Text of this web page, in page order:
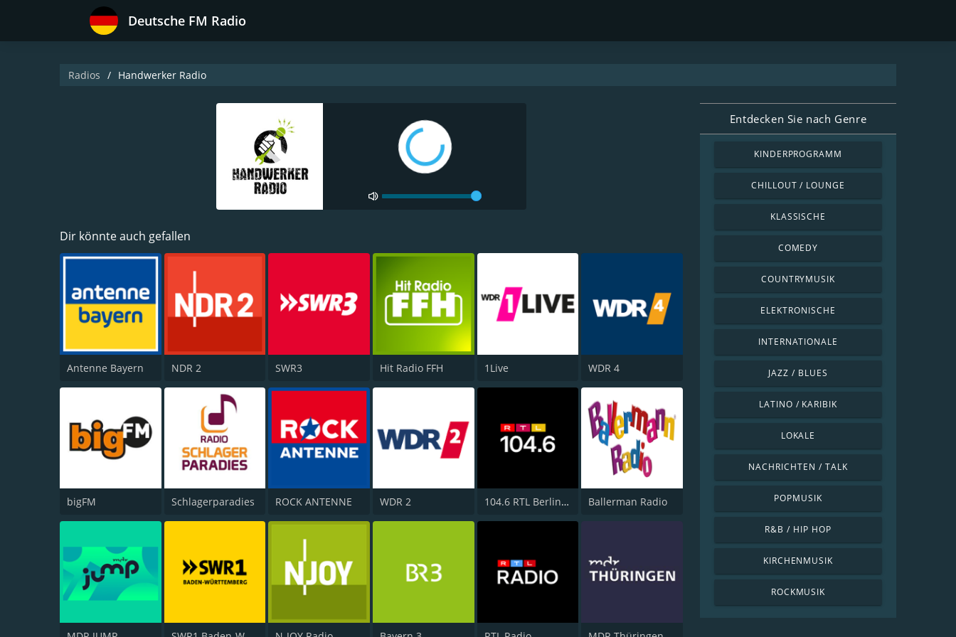
Deutsche FM Radio
Radios Handwerker Radio
Dir könnte auch gefallen
Antenne Bayern NDR 2 SWR3 Hit Radio FFH 1Live WDR 4
bigFM Schlagerparadies ROCK ANTENNE WDR 2 104.6 RTL Berlins Hitradio Ballerman Radio
Entdecken Sie nach Genre
KINDERPROGRAMM
CHILLOUT / LOUNGE
KLASSISCHE
COMEDY
COUNTRYMUSIK
ELEKTRONISCHE
INTERNATIONALE
JAZZ / BLUES
LATINO / KARIBIK
LOKALE
NACHRICHTEN / TALK
POPMUSIK
R&B / HIP HOP
KIRCHENMUSIK
ROCKMUSIK